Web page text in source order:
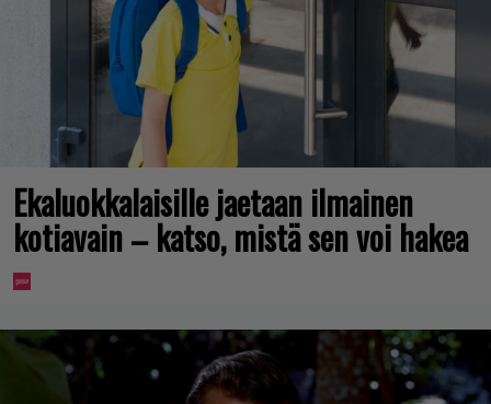
Ekaluokkalaisille jaetaan ilmainen
kotiavain – katso, mistä sen voi hakea